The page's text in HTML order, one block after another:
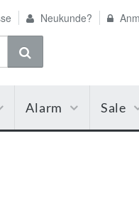
Neukunde?
Alarm Sale